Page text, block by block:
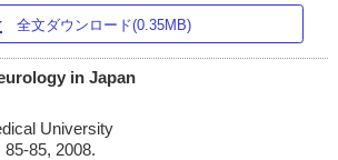
全文ダウンロード(0.35MB)
in Japan
University
85-85, 2008.